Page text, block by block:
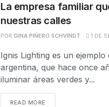
La empresa familiar
nuestras calles
POR GINA PIÑERO SCHVINDT 1 DE
Ignis Lighting es un
argentina, que hace once
iluminar áreas verdes y...
READ MORE